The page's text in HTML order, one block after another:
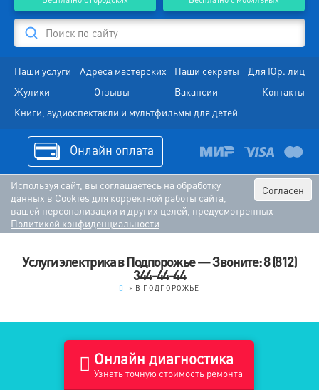
Поиск по сайту
Наши услуги Адреса мастерских Наши секреты
Для Юр. лиц
Жулики
Отзывы Вакансии
Контакты
Книги, аудиоспектакли и мультфильмы для детей
Онлайн оплата
Согласен
Используя сайт, вы соглашаетесь на обработку
данных в Cookies для корректной работы сайта,
вашей персонализации и других целей, предусмотренных
Политикой конфиденциальности
Услуги электрика в Подпорожье — Звоните: 8 (812)
344-44-44
> В ПОДПОРОЖЬЕ
Онлайн диагностика
Узнать точную стоимость ремонта